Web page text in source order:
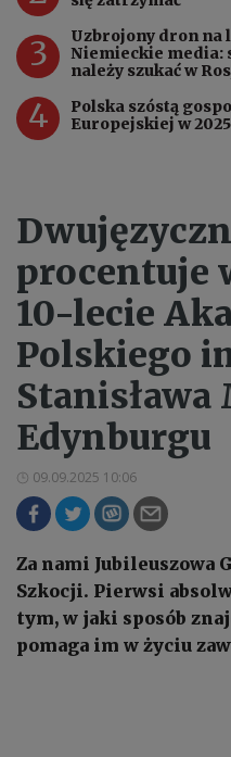
3
Uzbrojony dron na
Niemieckie media:
należy szukać w
4
Polska szóstą
Europejskiej w
procentuje
10-lecie
Polskiego
Stanisława
Edynburgu
09.09.2025 10:06
Za nami Jubileuszowa
Szkocji. Pierwsi
tym, w jaki sposób
pomaga im w życiu